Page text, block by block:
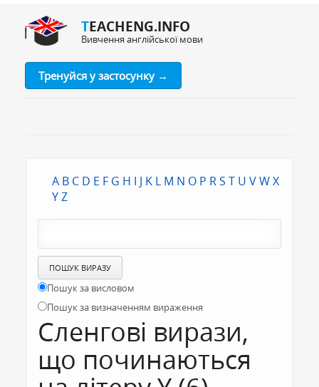
TEACHENG.INFO
Вивчення англійської мови
Тренуйся у застосунку →
A B C D E F G H I J K L M N O P RS T U VWX
YZ
Пошук за висловом
Пошук за визначенням вираження
Сленгові вирази,
що починаються